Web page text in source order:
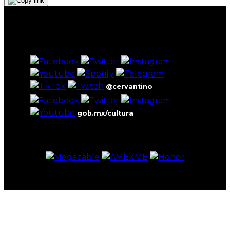
@cervantino
gob.mx/cultura